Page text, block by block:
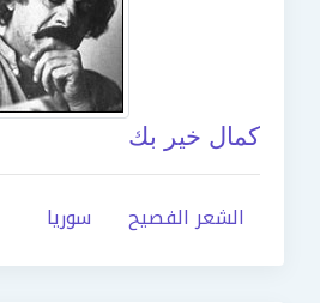
كمال خير بك
الشعر الفصيح سوريا